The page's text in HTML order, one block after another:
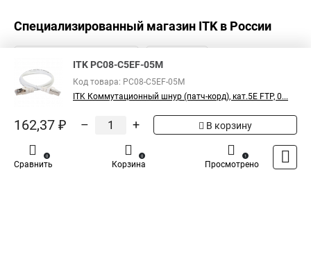
Специализированный магазин ITKв России
ITK PC08-C5EF-05M
Код товара: PC08-C5EF-05M
ITK Коммутационный шнур (патч-корд), кат.5Е FTP, 0...
162,37 ₽ – + В корзину
Сравнить
0
Корзина
0
Просмотрено
1